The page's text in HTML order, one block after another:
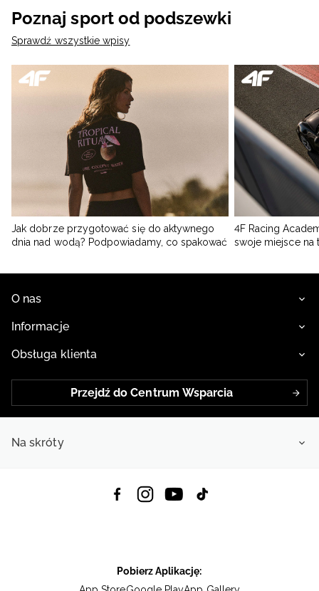
Poznaj sport od podszewki
Sprawdź wszystkie wpisy
Jak dobrze przygotować się do aktywnego
dnia nad wodą? Podpowiadamy, co spakować
4F Racing
swoje miejsce na
O nas
Informacje
Obsługa klienta
Przejdź do Centrum Wsparcia
Na skróty
Pobierz Aplikację: